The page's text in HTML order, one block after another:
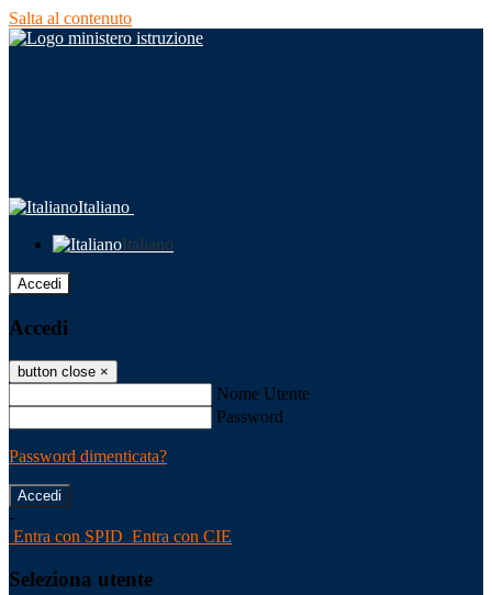
Salta al contenuto
Italiano
Italiano
Accedi
Accedi
button close ×
Nome Utente
Password
Password dimenticata?
-
Entra con SPID Entra con CIE
Seleziona utente